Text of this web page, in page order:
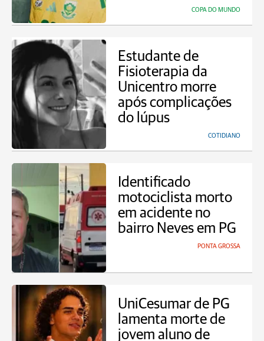
COPA DO MUNDO
Estudante de
Fisioterapia da
Unicentro morre
após complicações
do lúpus
COTIDIANO
Identificado
motociclista morto
em acidente no
bairro Neves em PG
PONTA GROSSA
UniCesumar de PG
lamenta morte de
jovem aluno de